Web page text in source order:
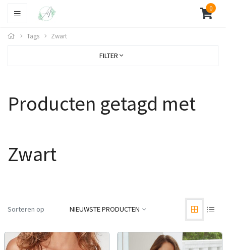
0
Tags Zwart
FILTER
Producten getagd met
Zwart
Sorteren op NIEUWSTE PRODUCTEN